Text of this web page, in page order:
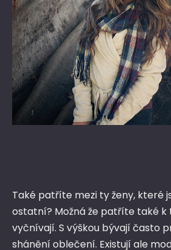
Také patříte mezi ty ženy, které
ostatní? Možná že patříte také k
vyčnívají. S výškou bývají často
shánění oblečení. Existují ale